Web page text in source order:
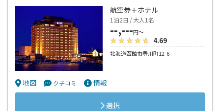
航空券＋ホテル
1泊2日 / 大人1名
--,---円～
4.69
北海道函館市豊川町12-6
地図 クチコミ 情報
選択